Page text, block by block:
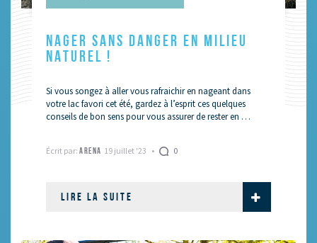
NAGER SANS DANGER EN MILIEU
NATUREL !
Si vous songez à aller vous rafraichir en nageant dans
votre lac favori cet été, gardez à l’esprit ces quelques
conseils de bon sens pour vous assurer de rester en …
Écrit par: ARENA 19 juillet '23 0
LIRE LA SUITE